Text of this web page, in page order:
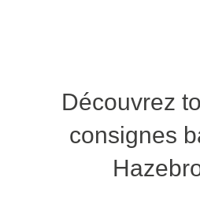
Découvrez
consignes